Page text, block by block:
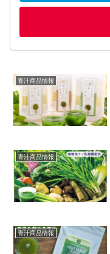
青汁商品情報
青汁商品情報
青汁商品情報